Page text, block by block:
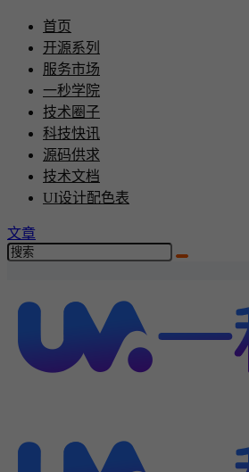
首页
开源系列
服务市场
一秒学院
技术圈子
科技快讯
源码供求
技术文档
UI设计配色表
文章